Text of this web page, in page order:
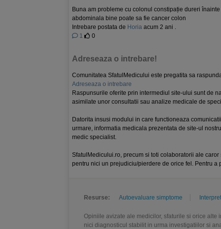
Buna am probleme cu colonul constipație dureri
abdominala bine poate sa fie cancer colon
Intrebare postata de Horia acum 2 ani .
1
0
Adreseaza o intrebare!
Comunitatea SfatulMedicului este pregatita sa
Adreseaza o intrebare
Raspunsurile oferite prin intermediul site-ului sunt de
asimilate unor consultatii sau analize medicale de
Datorita insusi modului in care functioneaza
urmare, informatia medicala prezentata de site-ul
medic specialist.
SfatulMedicului.ro, precum si toti colaboratorii ale
pentru nici un prejudiciu/pierdere de orice fel. Pentru
Resurse: Autoevaluare simptome
Opiniile avizate ale medicilor, sfaturile si orice
nici diagnosticul stabilit in urma investigatiilor si